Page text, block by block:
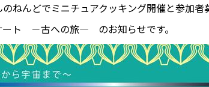
ねんどでミニチュアクッキング開催と参加者
ート －古への旅― のお知らせです。